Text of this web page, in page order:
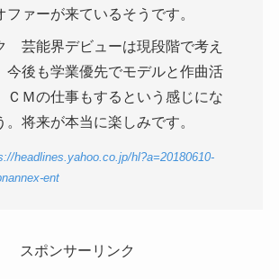
ファーが来ているそうです。
芸能界デビューは現段階で考え
今後も学業優先でモデルと作曲活
ＣＭの仕事もするという感じにな
。将来が本当に楽しみです。
headlines.yahoo.co.jp/hl?a=20180610-
ent
スポンサーリンク